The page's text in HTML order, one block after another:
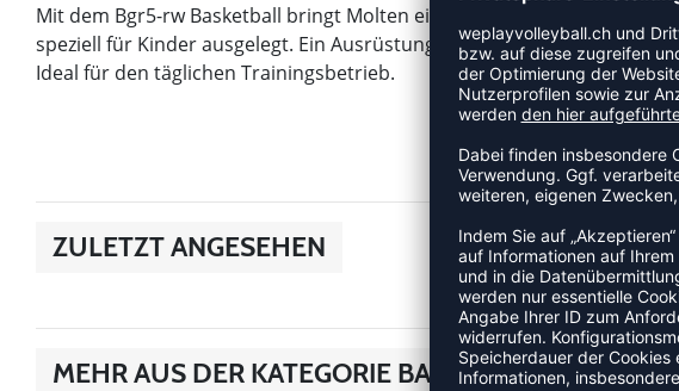
Mit dem Bgr5-rw Basketball bringt Molten einen Artikel der Kategorie
speziell für Kinder ausgelegt. Ein Ausrüstungsteil, das im Vereins- und
Ideal für den täglichen Trainingsbetrieb.
ZULETZT ANGESEHEN
MEHR AUS DER KATEGORIE BASKETBÄLLE